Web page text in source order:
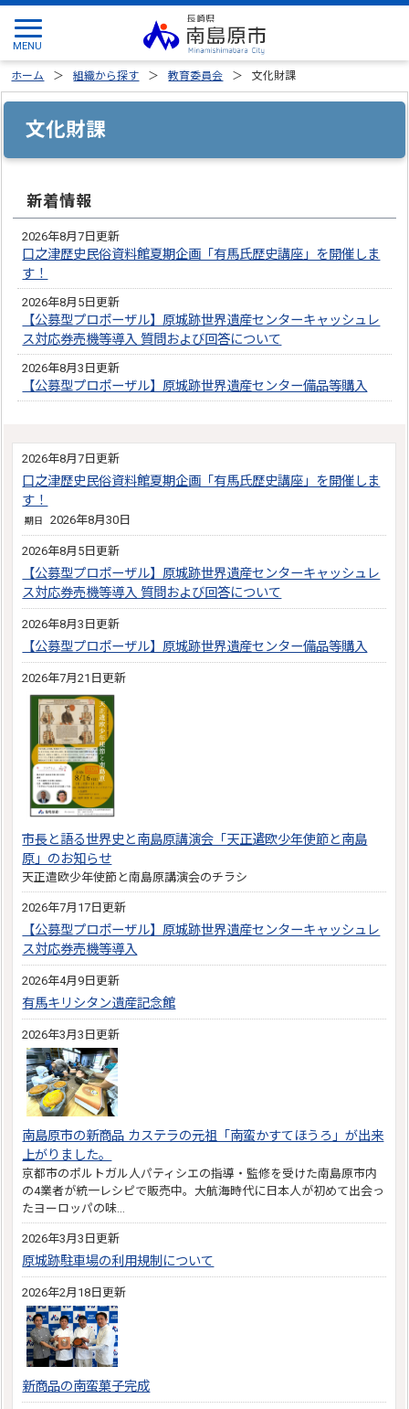
ホーム 組織から探す 教育委員会 文化財課
文化財課
新着情報
2026年8月7日更新
口之津歴史民俗資料館夏期企画「有馬氏歴史講座」を開催しま
す！
2026年8月5日更新
【公募型プロポーザル】原城跡世界遺産センターキャッシュレ
ス対応券売機等導入 質問および回答について
2026年8月3日更新
【公募型プロポーザル】原城跡世界遺産センター備品等購入
2026年8月7日更新
口之津歴史民俗資料館夏期企画「有馬氏歴史講座」を開催しま
す！
期日 2026年8月30日
2026年8月5日更新
【公募型プロポーザル】原城跡世界遺産センターキャッシュレ
ス対応券売機等導入 質問および回答について
2026年8月3日更新
【公募型プロポーザル】原城跡世界遺産センター備品等購入
2026年7月21日更新
市長と語る世界史と南島原講演会「天正遣欧少年使節と南島
原」のお知らせ
天正遣欧少年使節と南島原講演会のチラシ
2026年7月17日更新
【公募型プロポーザル】原城跡世界遺産センターキャッシュレ
ス対応券売機等導入
2026年4月9日更新
有馬キリシタン遺産記念館
2026年3月3日更新
南島原市の新商品 カステラの元祖「南蛮かすてほうろ」が出来
上がりました。
京都市のポルトガル人パティシエの指導・監修を受けた南島原市内
の4業者が統一レシピで販売中。大航海時代に日本人が初めて出会っ
たヨーロッパの味…
2026年3月3日更新
原城跡駐車場の利用規制について
2026年2月18日更新
新商品の南蛮菓子完成